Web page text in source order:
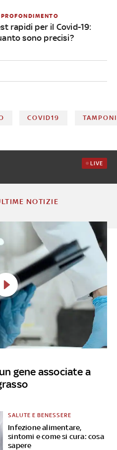
rapidi per il Covid-19:
sono precisi?
COVID19 TAMPONI
LIVE
NOTIZIE
gene associate a
Infezione alimentare,
sintomi e come si cura: cosa
sapere
SALUTE E BENESSERE